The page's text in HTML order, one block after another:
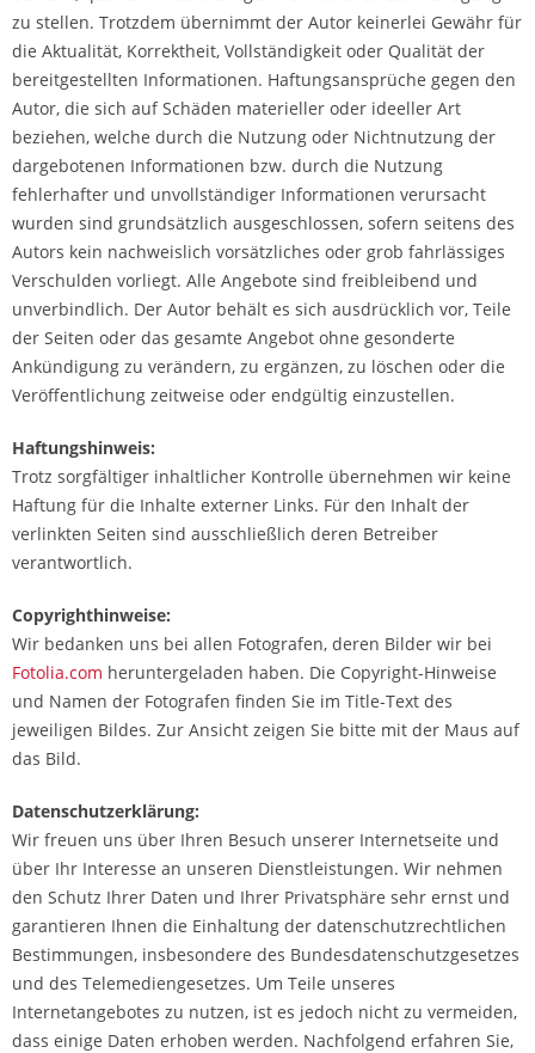
zu stellen. Trotzdem übernimmt der Autor keinerlei Gewähr für
die Aktualität, Korrektheit, Vollständigkeit oder Qualität der
bereitgestellten Informationen. Haftungsansprüche gegen den
Autor, die sich auf Schäden materieller oder ideeller Art
beziehen, welche durch die Nutzung oder Nichtnutzung der
dargebotenen Informationen bzw. durch die Nutzung
fehlerhafter und unvollständiger Informationen verursacht
wurden sind grundsätzlich ausgeschlossen, sofern seitens des
Autors kein nachweislich vorsätzliches oder grob fahrlässiges
Verschulden vorliegt. Alle Angebote sind freibleibend und
unverbindlich. Der Autor behält es sich ausdrücklich vor, Teile
der Seiten oder das gesamte Angebot ohne gesonderte
Ankündigung zu verändern, zu ergänzen, zu löschen oder die
Veröffentlichung zeitweise oder endgültig einzustellen.
Haftungshinweis:
Trotz sorgfältiger inhaltlicher Kontrolle übernehmen wir keine
Haftung für die Inhalte externer Links. Für den Inhalt der
verlinkten Seiten sind ausschließlich deren Betreiber
verantwortlich.
Copyrighthinweise:
Wir bedanken uns bei allen Fotografen, deren Bilder wir bei
Fotolia.com heruntergeladen haben. Die Copyright-Hinweise
und Namen der Fotografen finden Sie im Title-Text des
jeweiligen Bildes. Zur Ansicht zeigen Sie bitte mit der Maus auf
das Bild.
Datenschutzerklärung:
Wir freuen uns über Ihren Besuch unserer Internetseite und
über Ihr Interesse an unseren Dienstleistungen. Wir nehmen
den Schutz Ihrer Daten und Ihrer Privatsphäre sehr ernst und
garantieren Ihnen die Einhaltung der datenschutzrechtlichen
Bestimmungen, insbesondere des Bundesdatenschutzgesetzes
und des Telemediengesetzes. Um Teile unseres
Internetangebotes zu nutzen, ist es jedoch nicht zu vermeiden,
dass einige Daten erhoben werden. Nachfolgend erfahren Sie,